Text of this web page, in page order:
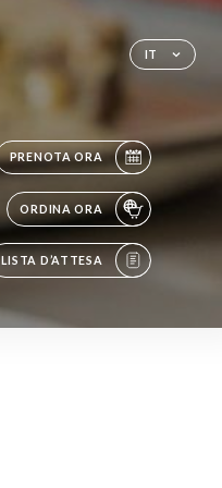
IT
PRENOTA ORA
ORDINA ORA
LISTA D’ATTESA